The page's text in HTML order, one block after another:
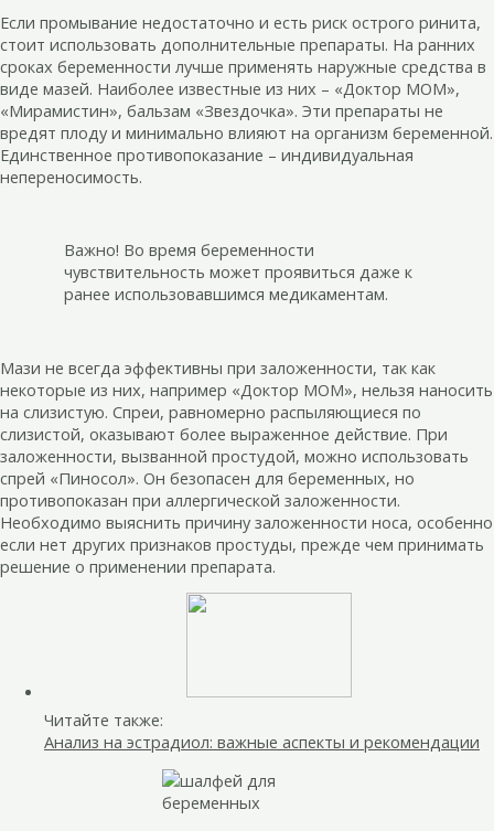
Если промывание недостаточно и есть риск острого ринита,
стоит использовать дополнительные препараты. На ранних
сроках беременности лучше применять наружные средства в
виде мазей. Наиболее известные из них – «Доктор МОМ»,
«Мирамистин», бальзам «Звездочка». Эти препараты не
вредят плоду и минимально влияют на организм беременной.
Единственное противопоказание – индивидуальная
непереносимость.
Важно! Во время беременности
чувствительность может проявиться даже к
ранее использовавшимся медикаментам.
Мази не всегда эффективны при заложенности, так как
некоторые из них, например «Доктор МОМ», нельзя наносить
на слизистую. Спреи, равномерно распыляющиеся по
слизистой, оказывают более выраженное действие. При
заложенности, вызванной простудой, можно использовать
спрей «Пиносол». Он безопасен для беременных, но
противопоказан при аллергической заложенности.
Необходимо выяснить причину заложенности носа, особенно
если нет других признаков простуды, прежде чем принимать
решение о применении препарата.
Читайте также:
Анализ на эстрадиол: важные аспекты и рекомендации